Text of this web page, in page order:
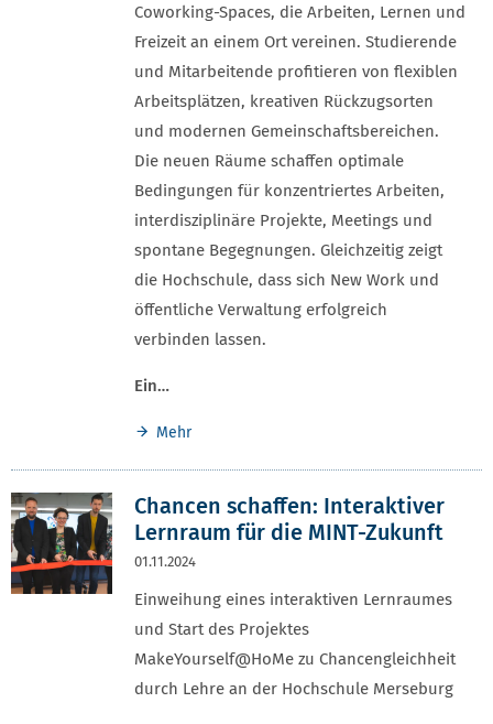
Coworking-Spaces, die Arbeiten, Lernen und
Freizeit an einem Ort vereinen. Studierende
und Mitarbeitende profitieren von flexiblen
Arbeitsplätzen, kreativen Rückzugsorten
und modernen Gemeinschaftsbereichen.
Die neuen Räume schaffen optimale
Bedingungen für konzentriertes Arbeiten,
interdisziplinäre Projekte, Meetings und
spontane Begegnungen. Gleichzeitig zeigt
die Hochschule, dass sich New Work und
öffentliche Verwaltung erfolgreich
verbinden lassen.
Ein…
Mehr
Chancen schaffen: Interaktiver
Lernraum für die MINT-Zukunft
01.11.2024
Einweihung eines interaktiven Lernraumes
und Start des Projektes
MakeYourself@HoMe zu Chancengleichheit
durch Lehre an der Hochschule Merseburg